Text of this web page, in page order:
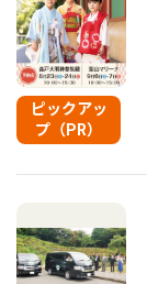
ピックアッ
プ（PR）